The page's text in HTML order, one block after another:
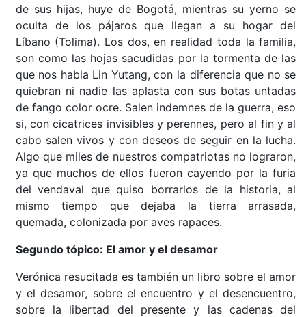
de sus hijas, huye de Bogotá, mientras su yerno se
oculta de los pájaros que llegan a su hogar del
Líbano (Tolima). Los dos, en realidad toda la familia,
son como las hojas sacudidas por la tormenta de las
que nos habla Lin Yutang, con la diferencia que no se
quiebran ni nadie las aplasta con sus botas untadas
de fango color ocre. Salen indemnes de la guerra, eso
si, con cicatrices invisibles y perennes, pero al fin y al
cabo salen vivos y con deseos de seguir en la lucha.
Algo que miles de nuestros compatriotas no lograron,
ya que muchos de ellos fueron cayendo por la furia
del vendaval que quiso borrarlos de la historia, al
mismo tiempo que dejaba la tierra arrasada,
quemada, colonizada por aves rapaces.
Segundo tópico: El amor y el desamor
Verónica resucitada es también un libro sobre el amor
y el desamor, sobre el encuentro y el desencuentro,
sobre la libertad del presente y las cadenas del